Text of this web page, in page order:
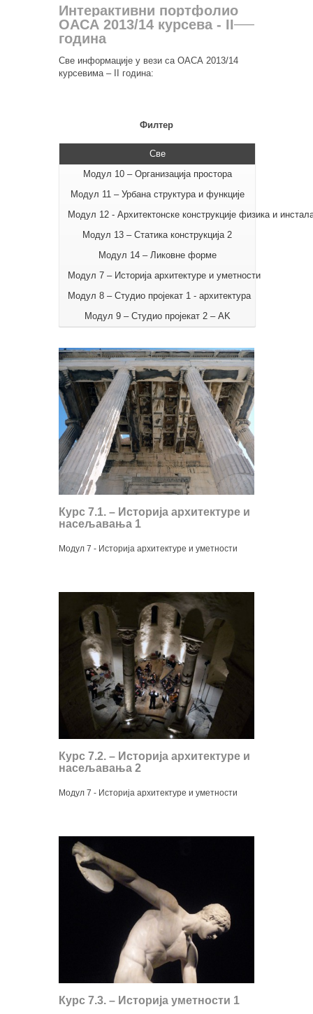
Интерактивни портфолио
ОАСА 2013/14 курсева - II
година
Све информације у вези са ОАСА 2013/14
курсевима – II година:
Филтер
Све
Модул 10 – Организација простора
Модул 11 – Урбана структура и функције
Модул 12 - Архитектонске конструкције физика и
Модул 13 – Статика конструкција 2
Модул 14 – Ликовне форме
Модул 7 – Историја архитектуре и уметности
Модул 8 – Студио пројекат 1 - архитектура
Модул 9 – Студио пројекат 2 – AK
Курс 7.1. – Историја архитектуре и
насељавања 1
Модул 7 - Историја архитектуре и уметности
Курс 7.2. – Историја архитектуре и
насељавања 2
Модул 7 - Историја архитектуре и уметности
Курс 7.3. – Историја уметности 1